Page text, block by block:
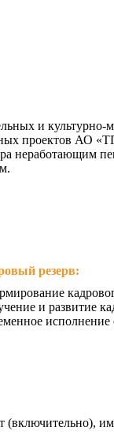
и
проектов АО
неработающим
резерв:
и развитие
исполнение